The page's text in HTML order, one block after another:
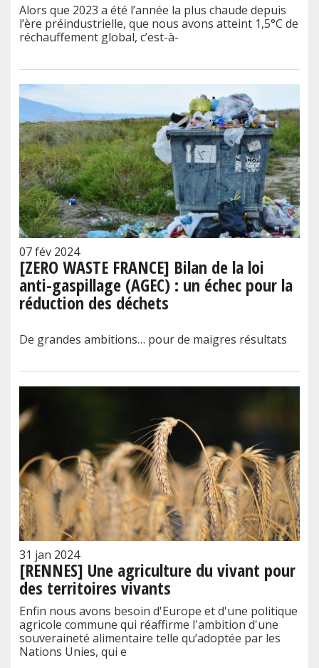
Alors que 2023 a été l’année la plus chaude depuis
l’ère préindustrielle, que nous avons atteint 1,5°C de
réchauffement global, c’est-à-
07 fév 2024
[ZERO WASTE FRANCE] Bilan de la loi
anti-gaspillage (AGEC) : un échec pour la
réduction des déchets
De grandes ambitions… pour de maigres résultats
31 jan 2024
[RENNES] Une agriculture du vivant pour
des territoires vivants
Enfin nous avons besoin d'Europe et d'une politique
agricole commune qui réaffirme l'ambition d'une
souveraineté alimentaire telle qu’adoptée par les
Nations Unies, qui e